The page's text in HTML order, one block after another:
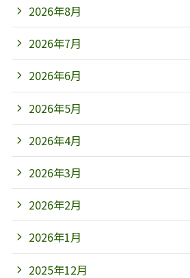
2026年8月
2026年7月
2026年6月
2026年5月
2026年4月
2026年3月
2026年2月
2026年1月
2025年12月